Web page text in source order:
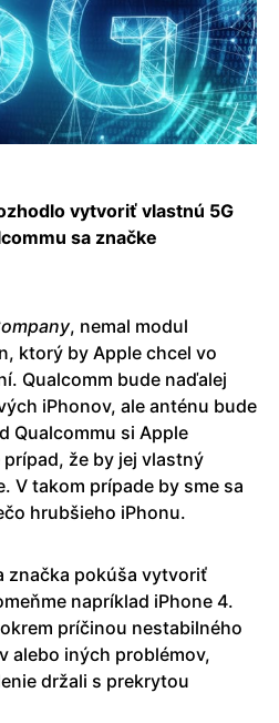
vytvoriť vlastnú 5G
sa značke
, nemal modul
ktorý by Apple chcel vo
Qualcomm bude naďalej
iPhonov, ale anténu bude
Qualcommu si Apple
že by jej vlastný
V takom prípade by sme sa
hrubšieho iPhonu.
značka pokúša vytvoriť
napríklad iPhone 4.
príčinou nestabilného
alebo iných problémov,
držali s prekrytou